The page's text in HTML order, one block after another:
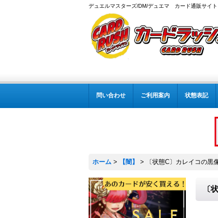
デュエルマスターズ/DM/デュエマ カード通販サイト
問い合わせ ご利用案内 状態表記
ホーム > 【闇】 > 〔状態C〕カレイコの黒
〔